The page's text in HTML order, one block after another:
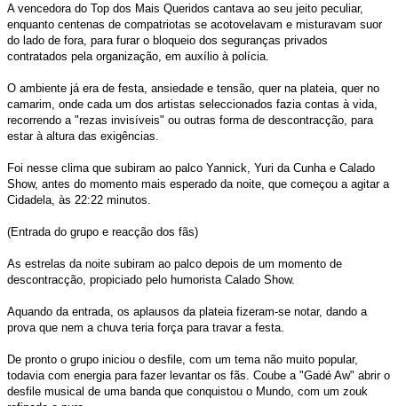
A vencedora do Top dos Mais Queridos cantava ao seu jeito peculiar,
enquanto centenas de compatriotas se acotovelavam e misturavam suor
do lado de fora, para furar o bloqueio dos seguranças privados
contratados pela organização, em auxílio à polícia.
O ambiente já era de festa, ansiedade e tensão, quer na plateia, quer no
camarim, onde cada um dos artistas seleccionados fazia contas à vida,
recorrendo a "rezas invisíveis" ou outras forma de descontracção, para
estar à altura das exigências.
Foi nesse clima que subiram ao palco Yannick, Yuri da Cunha e Calado
Show, antes do momento mais esperado da noite, que começou a agitar a
Cidadela, às 22:22 minutos.
(Entrada do grupo e reacção dos fãs)
As estrelas da noite subiram ao palco depois de um momento de
descontracção, propiciado pelo humorista Calado Show.
Aquando da entrada, os aplausos da plateia fizeram-se notar, dando a
prova que nem a chuva teria força para travar a festa.
De pronto o grupo iniciou o desfile, com um tema não muito popular,
todavia com energia para fazer levantar os fãs. Coube a "Gadé Aw" abrir o
desfile musical de uma banda que conquistou o Mundo, com um zouk